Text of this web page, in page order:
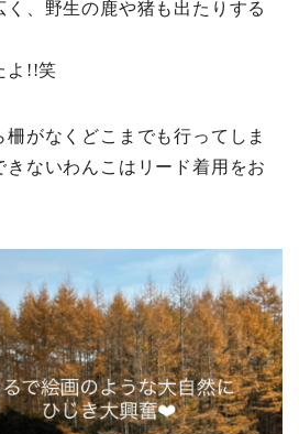
、野生の鹿や猪も出たりする
よ!!笑
がなくどこまでも行ってしま
きないわんこはリード着用をお